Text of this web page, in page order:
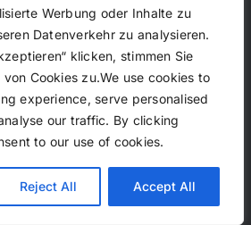
Werbung oder Inhalte zu
Datenverkehr zu analysieren.
klicken, stimmen Sie
Cookies zu.We use cookies to
experience, serve personalised
our traffic. By clicking
to our use of cookies.
Reject All Accept All